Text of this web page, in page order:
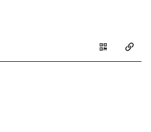
Genera il